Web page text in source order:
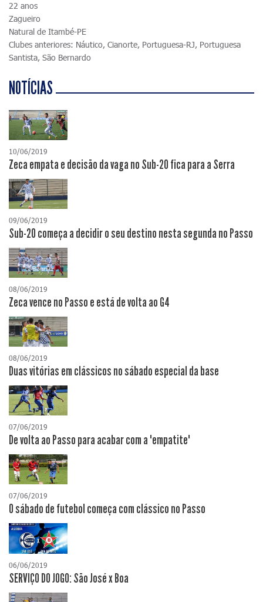
22 anos
Zagueiro
Natural de Itambé-PE
Clubes anteriores: Náutico, Cianorte, Portuguesa-RJ, Portuguesa
Santista, São Bernardo
NOTÍCIAS
10/06/2019
Zeca empata e decisão da vaga no Sub-20 fica para a Serra
09/06/2019
Sub-20 começa a decidir o seu destino nesta segunda no Passo
08/06/2019
Zeca vence no Passo e está de volta ao G4
08/06/2019
Duas vitórias em clássicos no sábado especial da base
07/06/2019
De volta ao Passo para acabar com a "empatite"
07/06/2019
O sábado de futebol começa com clássico no Passo
06/06/2019
SERVIÇO DO JOGO: São José x Boa